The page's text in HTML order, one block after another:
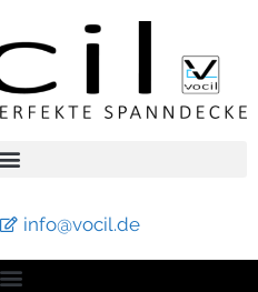
info@vocil.de